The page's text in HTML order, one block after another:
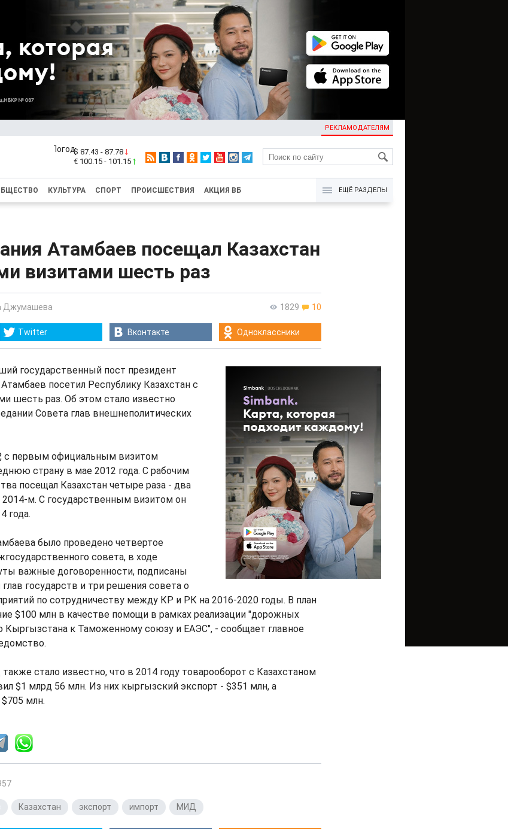
РЕКЛАМОДАТЕЛЯМ
KG
$ 87.43 - 87.78
€ 100.15 - 101.15
КУЛЬТУРА СПОРТ ПРОИСШЕСТВИЯ АКЦИЯ ВБ ЕЩЁ РАЗДЕЛЫ
Атамбаев посещал Казахстан
визитами шесть раз
1829 10
Джумашева
Twitter Вконтакте Одноклассники
государственный пост президент
посетил Республику Казахстан с
шесть раз. Об этом стало известно
Совета глав внешнеполитических
первым официальным визитом
страну в мае 2012 года. С рабочим
посещал Казахстан четыре раза - два
2014-м. С государственным визитом он
года.
было проведено четвертое
совета, в ходе
важные договоренности, подписаны
государств и три решения совета о
по сотрудничеству между КР и РК на 2016-2020 годы. В план
$100 млн в качестве помощи в рамках реализации "дорожных
Кыргызстана к Таможенному союзу и ЕАЭС", - сообщает главное
стало известно, что в 2014 году товарооборот с Казахстаном
$1 млрд 56 млн. Из них кыргызский экспорт - $351 млн, а
млн.
Казахстан экспорт импорт МИД